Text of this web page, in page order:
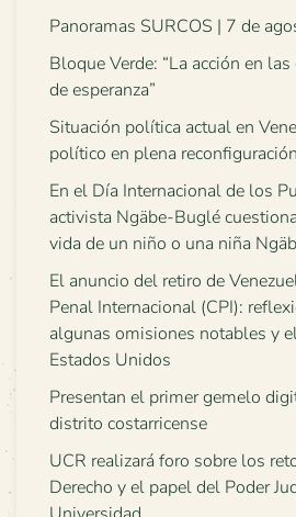
Panoramas SURCOS | 7 de
Bloque Verde: “La acción en
de esperanza”
Situación política actual en
político en plena
En el Día Internacional de los
activista Ngäbe-Buglé
vida de un niño o una niña
El anuncio del retiro de
Penal Internacional (CPI):
algunas omisiones notables y
Estados Unidos
Presentan el primer gemelo
distrito costarricense
UCR realizará foro sobre los
Derecho y el papel del Poder